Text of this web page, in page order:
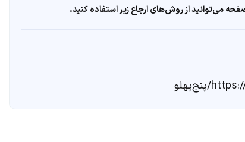
می‌توانید از روش‌های ارجاع زیر استفاده کنید.